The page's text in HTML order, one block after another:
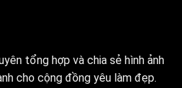
tổng hợp và chia sẻ hình ảnh
cho cộng đồng yêu làm đẹp.